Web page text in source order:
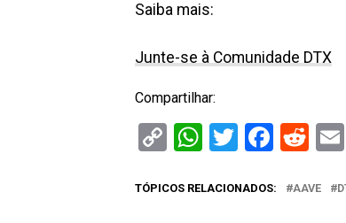
Saiba mais:
Junte-se à Comunidade DTX
Compartilhar:
CopyWhatsApp
Twitter
TÓPICOS RELACIONADOS: AAVE